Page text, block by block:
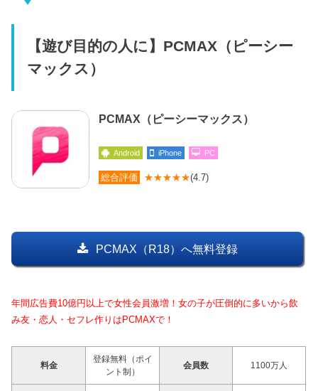
【遊び目的の人に】PCMAX（ピーシー
マックス）
PCMAX（ピーシーマックス）
Android iPhone PC
総合評価 ★★★★★(4.7)
PCMAX（R18）へ無料登録
年間広告費10億円以上で女性会員激増！女の子が圧倒的に多いから飲
み友・恋人・セフレ作りはPCMAXで！
料金
登録無料（ポイ
ント制）
会員数 1100万人